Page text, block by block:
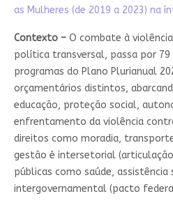
as Mulheres (de 2019 a 2023) na
Contexto – O combate à
política transversal, passa por 79
programas do Plano Plurianual
orçamentários distintos,
educação, proteção social,
enfrentamento da violência
direitos como moradia,
gestão é intersetorial
públicas como saúde, assistência
intergovernamental (pacto